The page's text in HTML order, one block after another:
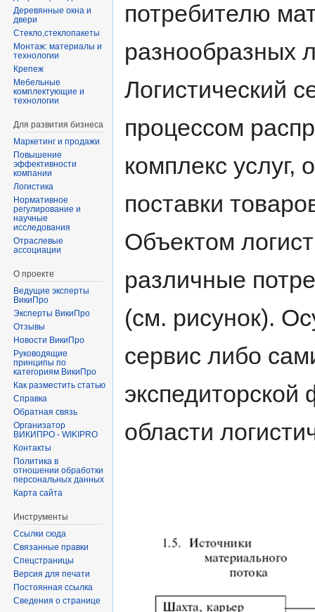
потребителю
разнообразных
Логистический
процессом
комплекс услуг,
поставки
Объектом
различные
(см. рисунок).
сервис либо
области
Деревянные окна и
двери
Стекло,стеклопакеты
Монтаж: материалы и
технологии
Крепеж
Мебельные
комплектующие и
технологии
Для развития бизнеса
Маркетинг и продажи
Повышение
эффективности
компании
Логистика
Нормативное
регулирование и
научные
исследования
Отраслевые
ассоциации
О проекте
Ведущие эксперты
ВикиПро
Эксперты ВикиПро
Отзывы
Новости ВикиПро
Руководящие
принципы по
категориям ВикиПро
Как разместить статью
Справка
Обратная связь
Организатор
ВИКИПРО - WIKIPRO
Контакты
Политика в
отношении обработки
персональных данных
Карта сайта
Инструменты
Ссылки сюда
Связанные правки
Спецстраницы
Версия для печати
Постоянная ссылка
Сведения о странице